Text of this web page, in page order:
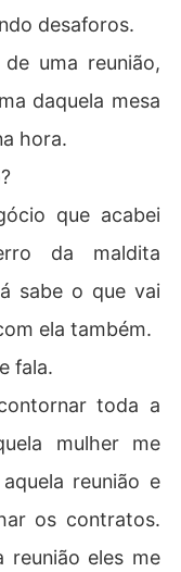
desaforos.
uma reunião,
daquela mesa
hora.
que acabei
da maldita
sabe o que vai
ela também.
fala.
toda a
mulher me
reunião e
os contratos.
reunião eles me